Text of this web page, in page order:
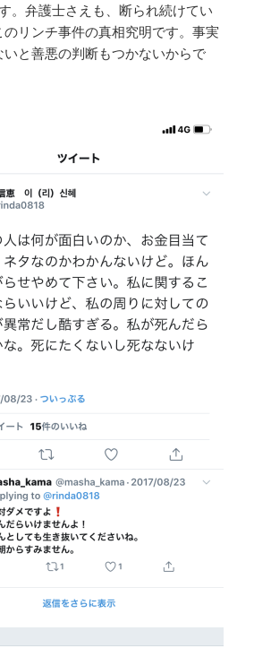
。弁護士さえも、断られ続けてい
のリンチ事件の真相究明です。事実
と善悪の判断もつかないからで